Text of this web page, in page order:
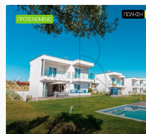
ΠΡΟΤΕΙΝΌΜΕΝΟ
ΠΏΛΗΣΗ